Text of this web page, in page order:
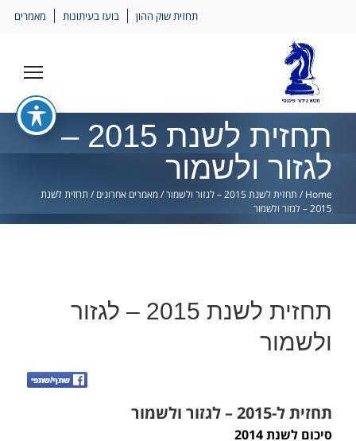
תחזית שוק ההון בועז בעיתונות מאמרים
תחזית לשנת 2015 –
לגזור ולשמור
Home
/ תחזית לשנת 2015 – לגזור ולשמור /מאמרים אחרונים / תחזית לשנת
2015 – לגזור ולשמור
תחזית לשנת 2015 – לגזור
ולשמור
תחזית ל-2015 – לגזור ולשמור
סיכום לשנת 2014